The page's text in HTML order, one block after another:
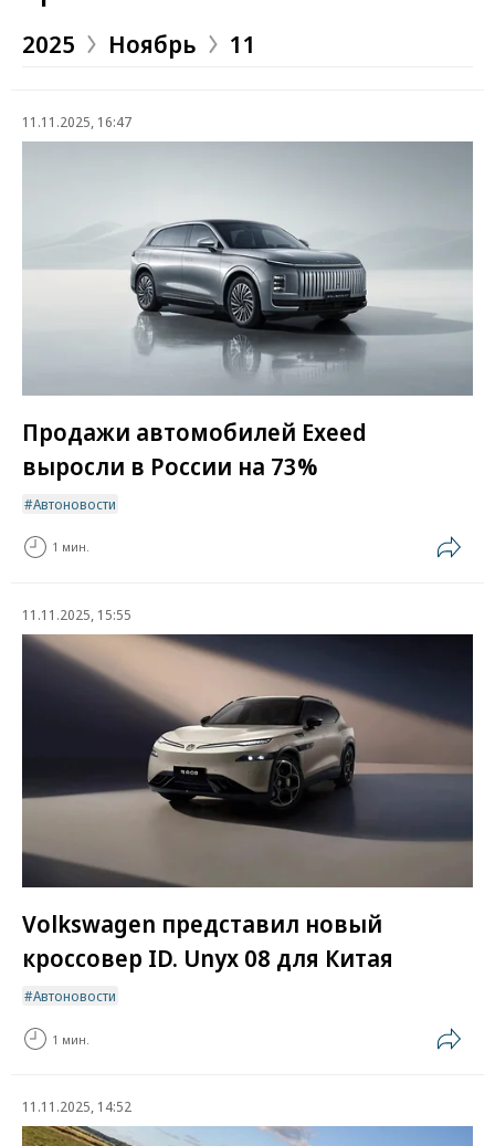
2025 Ноябрь 11
11.11.2025, 16:47
Продажи автомобилей Exeed
выросли в России на 73%
Автоновости
1 мин.
11.11.2025, 15:55
Volkswagen представил новый
кроссовер ID. Unyx 08 для Китая
Автоновости
1 мин.
11.11.2025, 14:52